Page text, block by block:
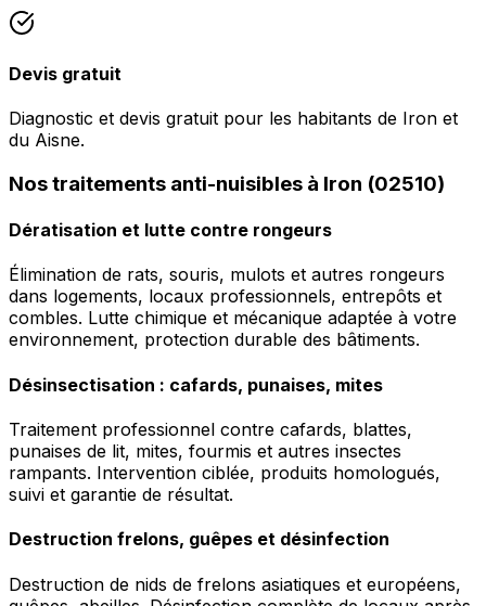
Devis gratuit
Diagnostic et devis gratuit pour les habitants de Iron et
du Aisne.
Nos traitements anti-nuisibles à Iron (02510)
Dératisation et lutte contre rongeurs
Élimination de rats, souris, mulots et autres rongeurs
dans logements, locaux professionnels, entrepôts et
combles. Lutte chimique et mécanique adaptée à votre
environnement, protection durable des bâtiments.
Désinsectisation : cafards, punaises, mites
Traitement professionnel contre cafards, blattes,
punaises de lit, mites, fourmis et autres insectes
rampants. Intervention ciblée, produits homologués,
suivi et garantie de résultat.
Destruction frelons, guêpes et désinfection
Destruction de nids de frelons asiatiques et européens,